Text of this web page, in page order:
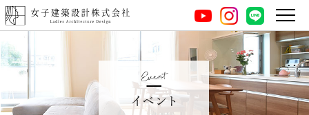
youtube instagram LINE
イベント